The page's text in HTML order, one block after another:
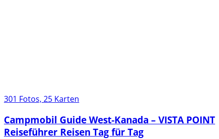
301 Fotos, 25 Karten
Campmobil Guide West-Kanada – VISTA POINT
Reiseführer Reisen Tag für Tag